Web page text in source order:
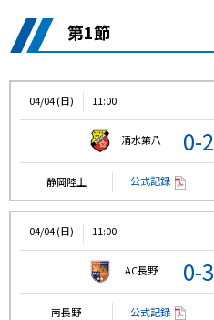
第1節
04/04 (日) 11:00
清水第八 0-2
静岡陸上 公式記録
04/04 (日) 11:00
AC長野 0-3
南長野 公式記録